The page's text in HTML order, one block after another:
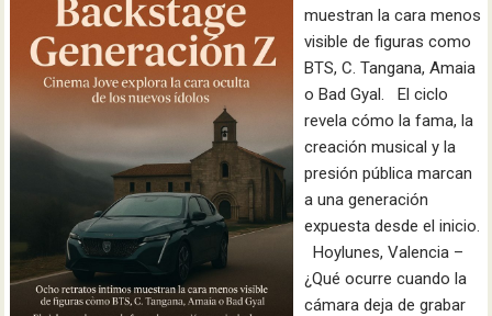
muestran la cara menos
visible de figuras como
BTS, C. Tangana, Amaia
o Bad Gyal. El ciclo
revela cómo la fama, la
creación musical y la
presión pública marcan
a una generación
expuesta desde el inicio.
Hoylunes, Valencia –
¿Qué ocurre cuando la
cámara deja de grabar